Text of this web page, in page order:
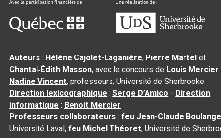
Auteurs : Hélène Cajolet-Laganière, Pierre Martel et
Chantal‑Édith Masson, avec le concours de Louis Mercier
Nadine Vincent, professeurs, Université de Sherbrooke
Direction lexicographique :Serge D’Amico - Direction
informatique : Benoit Mercier
Professeurs collaborateurs :feu Jean-Claude
Université Laval,feu Michel Théoret, Université de